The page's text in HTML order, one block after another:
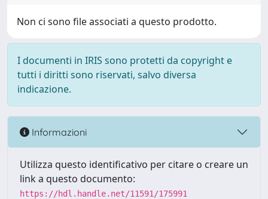
Non ci sono file associati a questo prodotto.
I documenti in IRIS sono protetti da copyright e
tutti i diritti sono riservati, salvo diversa
indicazione.
Informazioni
Utilizza questo identificativo per citare o creare un
link a questo documento:
https://hdl.handle.net/11591/175991